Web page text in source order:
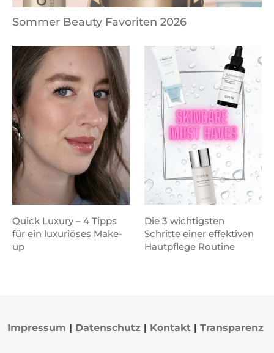
Sommer Beauty Favoriten 2026
Quick Luxury – 4 Tipps
für ein luxuriöses Make-
up
Die 3 wichtigsten
Schritte einer effektiven
Hautpflege Routine
Impressum | Datenschutz | Kontakt | Transparenz